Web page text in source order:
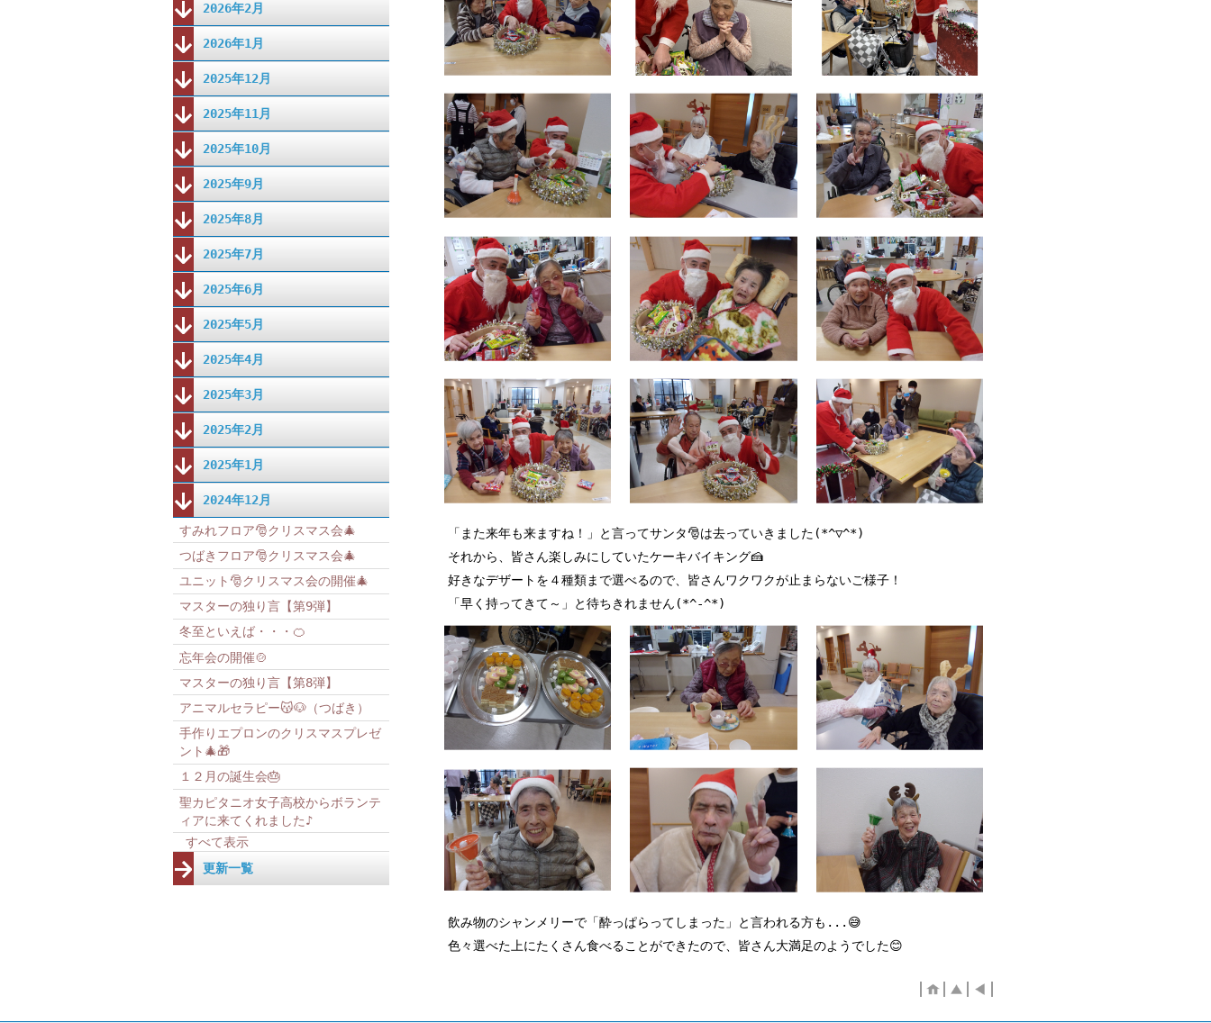
「また来年も来ますね！」と言ってサンタ🎅は去っていきました(*^▽^*)
それから、皆さん楽しみにしていたケーキバイキング🍰
好きなデザートを４種類まで選べるので、皆さんワクワクが止まらないご様子！
「早く持ってきて～」と待ちきれません(*^-^*)
飲み物のシャンメリーで「酔っぱらってしまった」と言われる方も...😅
色々選べた上にたくさん食べることができたので、皆さん大満足のようでした😊
2026年2月
2026年1月
2025年12月
2025年11月
2025年10月
2025年9月
2025年8月
2025年7月
2025年6月
2025年5月
2025年4月
2025年3月
2025年2月
2025年1月
2024年12月
すみれフロア🎅クリスマス会🎄
つばきフロア🎅クリスマス会🎄
ユニット🎅クリスマス会の開催🎄
マスターの独り言【第9弾】
冬至といえば・・・🍊
忘年会の開催🍲
マスターの独り言【第8弾】
アニマルセラピー😽🐶（つばき）
手作りエプロンのクリスマスプレゼ
ント🎄🎁
１２月の誕生会🎂
聖カピタニオ女子高校からボランテ
ィアに来てくれました♪
すべて表示
更新一覧